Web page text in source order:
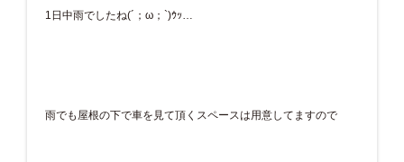
1日中雨でしたね(´；ω；`)ｳｯ…
雨でも屋根の下で車を見て頂くスペースは用意してますので